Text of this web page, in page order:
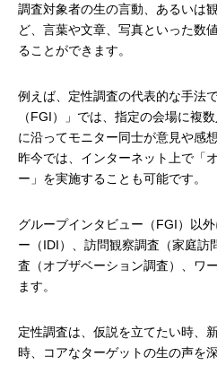
調査対象者の生の言動、あるいは
ど、言葉や文章、写真といった数
ることができます。
例えば、定性調査の代表的な手法
（FGI）」では、指定の会場に複
に沿ってモニター同士が意見や感
昨今では、インターネット上で「
ー」を実施することも可能です。
グループインタビュー（FGI）以
ー（IDI）、訪問観察調査（家庭訪
査（オブザベーション調査）、ワ
ます。
定性調査は、仮説を立てたい時、
時、コアなターゲットの生の声を